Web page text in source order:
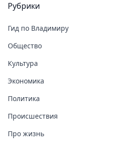
Рубрики
Гид по Владимиру
Общество
Культура
Экономика
Политика
Происшествия
Про жизнь